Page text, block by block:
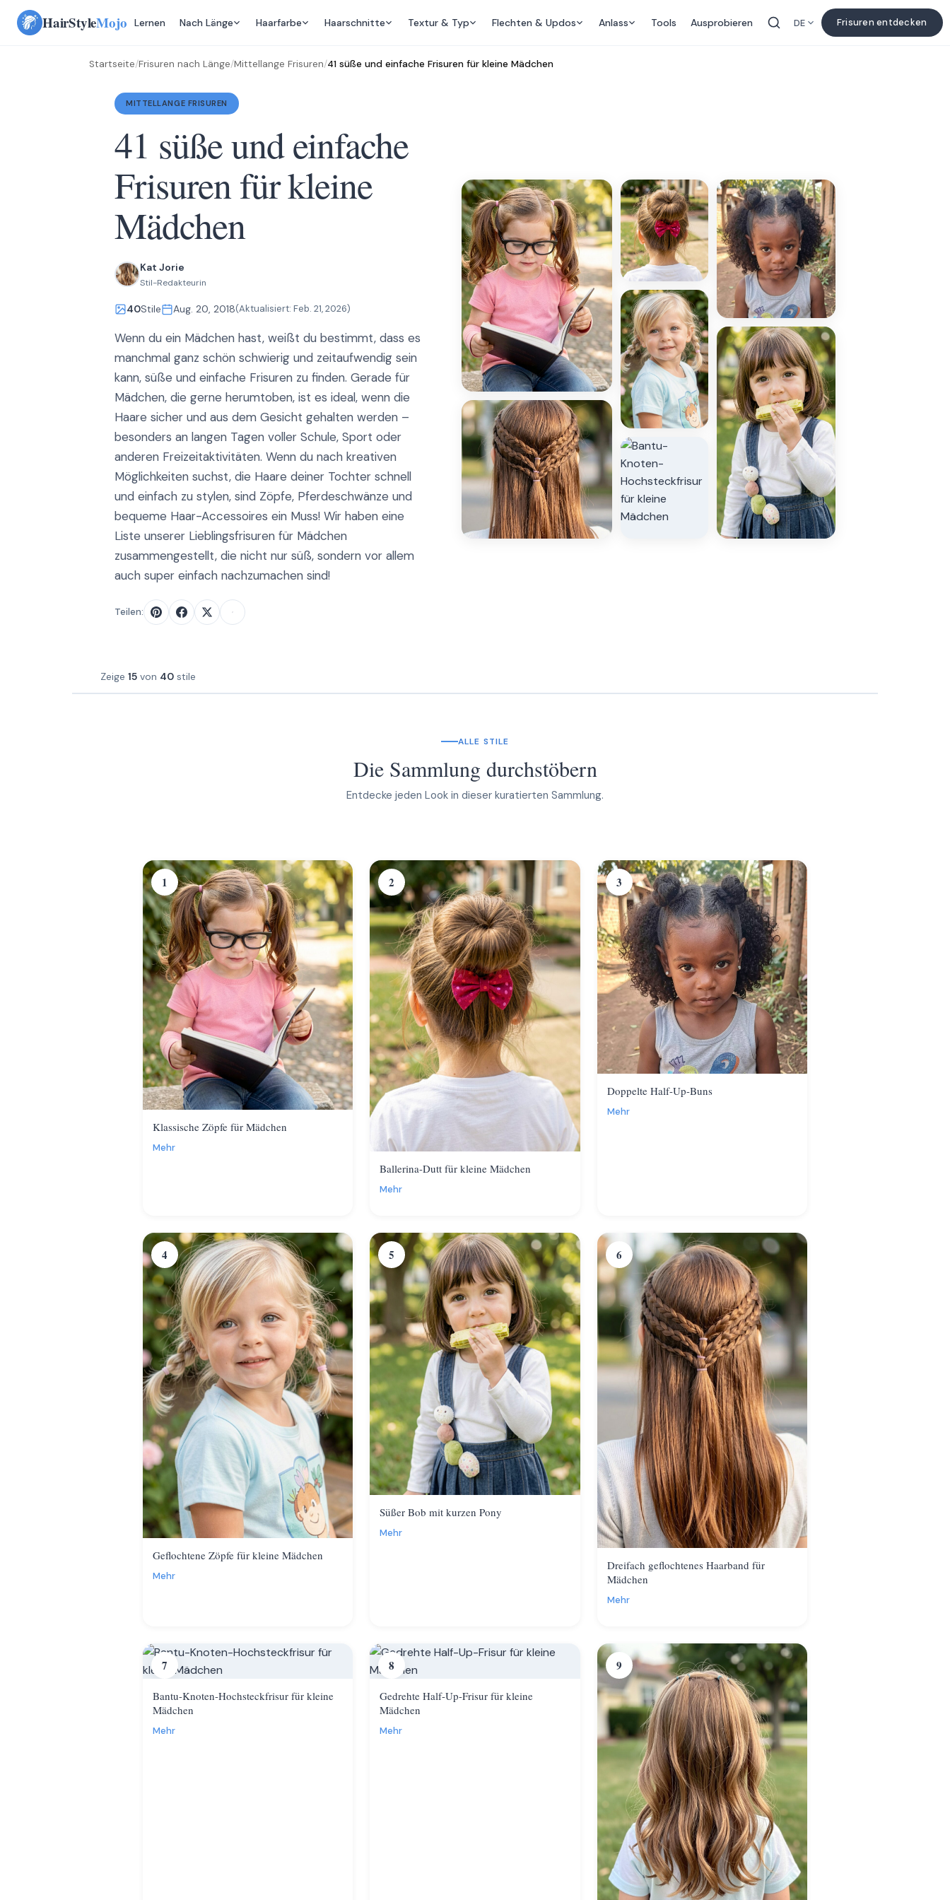
Skip
HairStyleMojo Lernen Nach Länge Haarfarbe Haarschnitte Textur & Typ Flechten & Updos Anlass Tools Ausprobieren DE Frisuren entdecken
Startseite/Frisuren nach Länge/Mittellange Frisuren/41 süße und einfache Frisuren für kleine Mädchen
MITTELLANGE FRISUREN
41 süße und einfache
Frisuren für kleine
Mädchen
Kat Jorie
Stil-Redakteurin
40Stile Aug. 20, 2018(Aktualisiert: Feb. 21, 2026)
Wenn du ein Mädchen hast, weißt du bestimmt, dass es
manchmal ganz schön schwierig und zeitaufwendig sein
kann, süße und einfache Frisuren zu finden. Gerade für
Mädchen, die gerne herumtoben, ist es ideal, wenn die
Haare sicher und aus dem Gesicht gehalten werden –
besonders an langen Tagen voller Schule, Sport oder
anderen Freizeitaktivitäten. Wenn du nach kreativen
Möglichkeiten suchst, die Haare deiner Tochter schnell
und einfach zu stylen, sind Zöpfe, Pferdeschwänze und
bequeme Haar-Accessoires ein Muss! Wir haben eine
Liste unserer Lieblingsfrisuren für Mädchen
zusammengestellt, die nicht nur süß, sondern vor allem
auch super einfach nachzumachen sind!
Teilen:
Zeige 15 von 40 stile
ALLE STILE
Die Sammlung durchstöbern
Entdecke jeden Look in dieser kuratierten Sammlung.
1
Klassische Zöpfe für Mädchen
Mehr
2
Ballerina-Dutt für kleine Mädchen
Mehr
3
Doppelte Half-Up-Buns
Mehr
4
Geflochtene Zöpfe für kleine Mädchen
Mehr
5
Süßer Bob mit kurzen Pony
Mehr
6
Dreifach geflochtenes Haarband für
Mädchen
Mehr
7
Bantu-Knoten-Hochsteckfrisur für kleine
Mädchen
Mehr
8
Gedrehte Half-Up-Frisur für kleine
Mädchen
Mehr
9